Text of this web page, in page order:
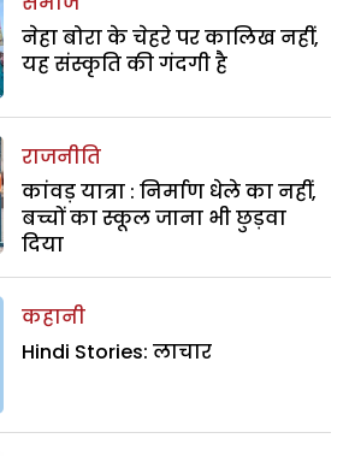
नेहा बोरा के चेहरे पर कालिख नहीं,
यह संस्कृति की गंदगी है
राजनीति
कांवड़ यात्रा : निर्माण धेले का नहीं,
बच्चों का स्कूल जाना भी छुड़वा
दिया
कहानी
Hindi Stories: लाचार